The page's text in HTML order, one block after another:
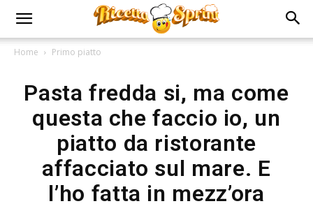
Home Primo piatto
Pasta fredda si, ma come
questa che faccio io, un
piatto da ristorante
affacciato sul mare. E
l’ho fatta in mezz’ora